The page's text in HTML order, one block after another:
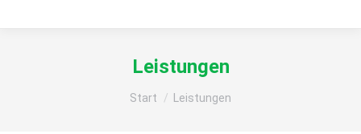
Leistungen
Sie befinden sich hier:
Start Leistungen